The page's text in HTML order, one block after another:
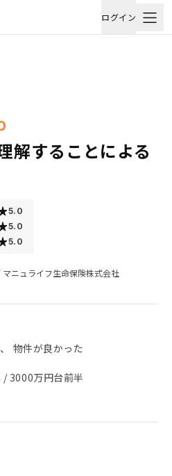
ログイン
解することによる
5.0
5.0
5.0
マニュライフ生命保険株式会社
物件が良かった
3000万円台前半